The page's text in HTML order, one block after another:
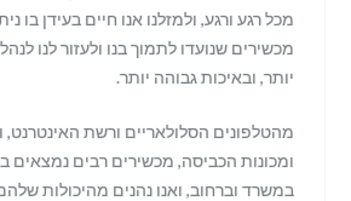
מכל רגע ורגע, ולמזלנו אנו חיים בעידן בו
מכשירים שנועדו לתמוך בנו ולעזור לנו
יותר, ובאיכות גבוהה יותר.
מהטלפונים הסלולאריים ורשת האינטרנט,
ומכונות הכביסה, מכשירים רבים נמצאים
במשרד וברחוב, ואנו נהנים מהיכולות